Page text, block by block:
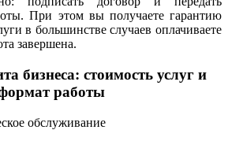
При этом вы получаете гарантию
в большинстве случаев оплачиваете
завершена.
бизнеса: стоимость услуг и
работы
обслуживание